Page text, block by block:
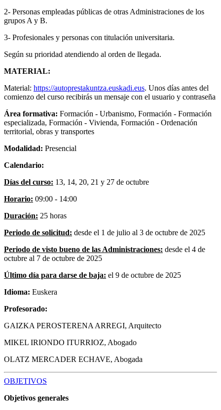
2- Personas empleadas públicas de otras Administraciones de los
grupos A y B.
3- Profesionales y personas con titulación universitaria.
Según su prioridad atendiendo al orden de llegada.
MATERIAL:
Material: https://autoprestakuntza.euskadi.eus. Unos días antes del
comienzo del curso recibirás un mensaje con el usuario y contraseña
Área formativa: Formación - Urbanismo, Formación - Formación
especializada, Formación - Vivienda, Formación - Ordenación
territorial, obras y transportes
Modalidad: Presencial
Calendario:
Días del curso: 13, 14, 20, 21 y 27 de octubre
Horario: 09:00 - 14:00
Duración: 25 horas
Periodo de solicitud: desde el 1 de julio al 3 de octubre de 2025
Periodo de visto bueno de las Administraciones: desde el 4 de
octubre al 7 de octubre de 2025
Último día para darse de baja: el 9 de octubre de 2025
Idioma: Euskera
Profesorado:
GAIZKA PEROSTERENA ARREGI, Arquitecto
MIKEL IRIONDO ITURRIOZ, Abogado
OLATZ MERCADER ECHAVE, Abogada
OBJETIVOS
Objetivos generales